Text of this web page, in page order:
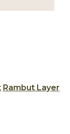
Rambut Layer